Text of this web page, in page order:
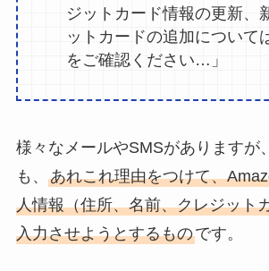
ジットカード情報の更新、
ットカードの追加について
をご確認ください…」
様々なメールやSMSがありますが
も、 あれこれ理由をつけて、
人情報（住所、名前、クレジット
入力させようとするものです。